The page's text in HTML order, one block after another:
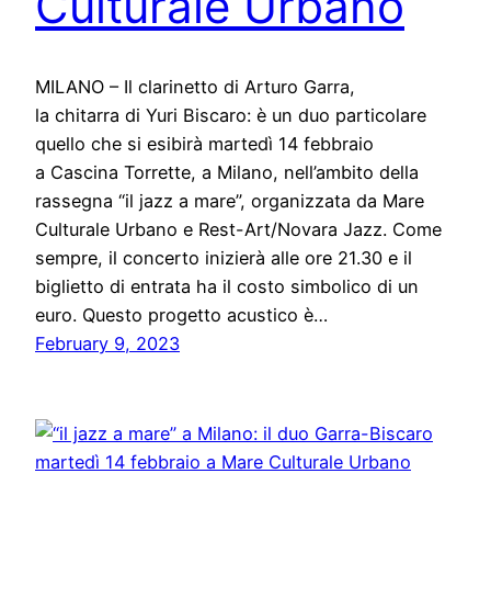
MILANO – Il clarinetto di Arturo Garra,
la chitarra di Yuri Biscaro: è un duo particolare
quello che si esibirà martedì 14 febbraio
a Cascina Torrette, a Milano, nell’ambito della
rassegna “il jazz a mare”, organizzata da Mare
Culturale Urbano e Rest-Art/Novara Jazz. Come
sempre, il concerto inizierà alle ore 21.30 e il
biglietto di entrata ha il costo simbolico di un
euro. Questo progetto acustico è…
February 9, 2023